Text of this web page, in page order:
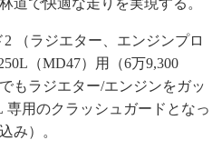
道で快適な走りを実現する。
2 （ラジエター、エンジンプロ
（MD47）用（6万9,300
もラジエター/エンジンをガッ
専用のクラッシュガードとなっ
み）。